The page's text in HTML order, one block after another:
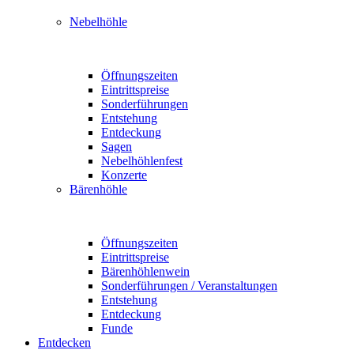
Nebelhöhle
Öffnungszeiten
Eintrittspreise
Sonderführungen
Entstehung
Entdeckung
Sagen
Nebelhöhlenfest
Konzerte
Bärenhöhle
Öffnungszeiten
Eintrittspreise
Bärenhöhlenwein
Sonderführungen / Veranstaltungen
Entstehung
Entdeckung
Funde
Entdecken